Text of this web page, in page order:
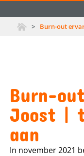
> Burn-out
Burn-
Joost |
aan
In november 2021